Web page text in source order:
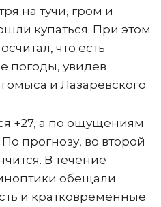
на тучи, гром и
купаться. При этом
что есть
погоды, увидев
и Лазаревского.
+27, а по ощущениям
прогнозу, во второй
В течение
обещали
и кратковременные